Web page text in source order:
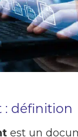
: définition
est un